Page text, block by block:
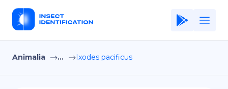
Home
Animalia ... Ixodes pacificus